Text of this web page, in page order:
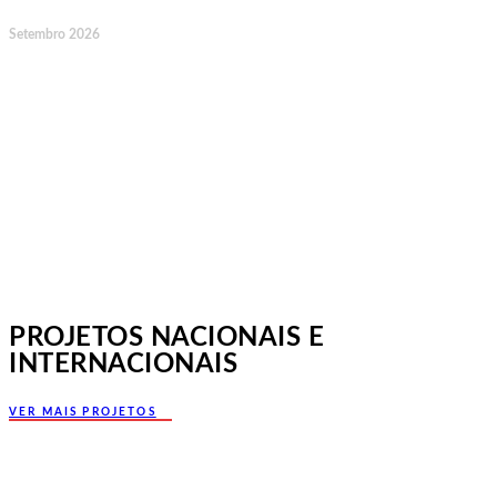
Setembro 2026
PROJETOS NACIONAIS E
INTERNACIONAIS
VER MAIS PROJETOS